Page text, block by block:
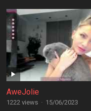
AweJolie
1222 views · 15/06/2023